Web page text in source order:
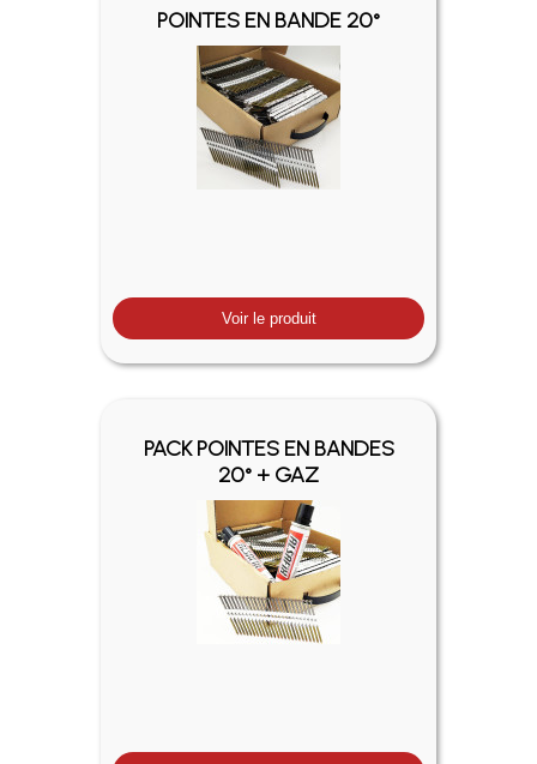
POINTES EN BANDE 20°
Voir le produit
PACK POINTES EN BANDES
20° + GAZ